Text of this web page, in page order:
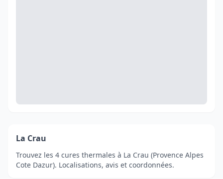
La Crau
Trouvez les 4 cures thermales à La Crau (Provence Alpes
Cote Dazur). Localisations, avis et coordonnées.